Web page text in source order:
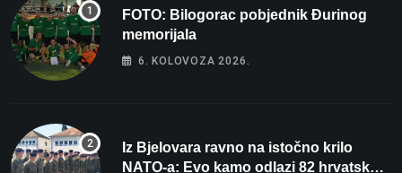
FOTO: Bilogorac pobjednik Đurinog
memorijala
6. KOLOVOZA 2026.
Iz Bjelovara ravno na istočno krilo
NATO-a: Evo kamo odlazi 82 hrvatska